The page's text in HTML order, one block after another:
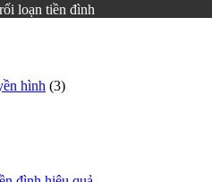
loạn tiền đình
hình (3)